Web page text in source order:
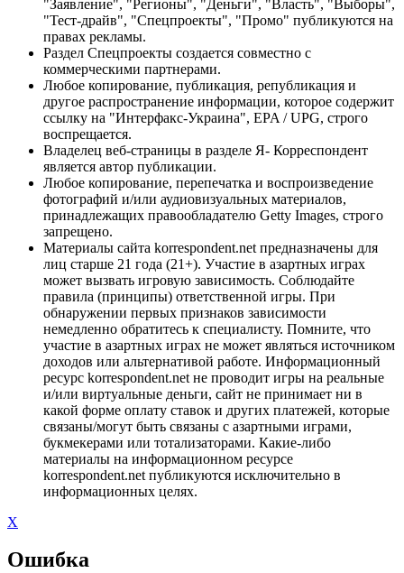
"Заявление", "Регионы", "Деньги", "Власть", "Выборы",
"Тест-драйв", "Спецпроекты", "Промо" публикуются на
правах рекламы.
Раздел Спецпроекты создается совместно с
коммерческими партнерами.
Любое копирование, публикация, републикация и
другое распространение информации, которое содержит
ссылку на "Интерфакс-Украина", EPA / UPG, строго
воспрещается.
Владелец веб-страницы в разделе Я- Корреспондент
является автор публикации.
Любое копирование, перепечатка и воспроизведение
фотографий и/или аудиовизуальных материалов,
принадлежащих правообладателю Getty Images, строго
запрещено.
Материалы сайта korrespondent.net предназначены для
лиц старше 21 года (21+). Участие в азартных играх
может вызвать игровую зависимость. Соблюдайте
правила (принципы) ответственной игры. При
обнаружении первых признаков зависимости
немедленно обратитесь к специалисту. Помните, что
участие в азартных играх не может являться источником
доходов или альтернативой работе. Информационный
ресурс korrespondent.net не проводит игры на реальные
и/или виртуальные деньги, сайт не принимает ни в
какой форме оплату ставок и других платежей, которые
связаны/могут быть связаны с азартными играми,
букмекерами или тотализаторами. Какие-либо
материалы на информационном ресурсе
korrespondent.net публикуются исключительно в
информационных целях.
X
Ошибка